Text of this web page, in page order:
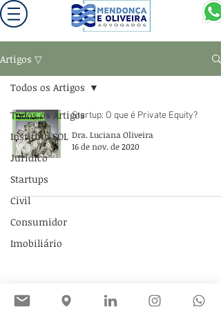
Artigos ▽
Todos os Artigos
Instituto SOL
Jurídico
Startups
Civil
Consumidor
Imobiliário
Todos os Artigos
Startup: O que é Private Equity?
Dra. Luciana Oliveira
16 de nov. de 2020
Av. Angélica, nº 1757, cj 102, Consolação, São Paulo/SP, CEP:
Whatsapp: